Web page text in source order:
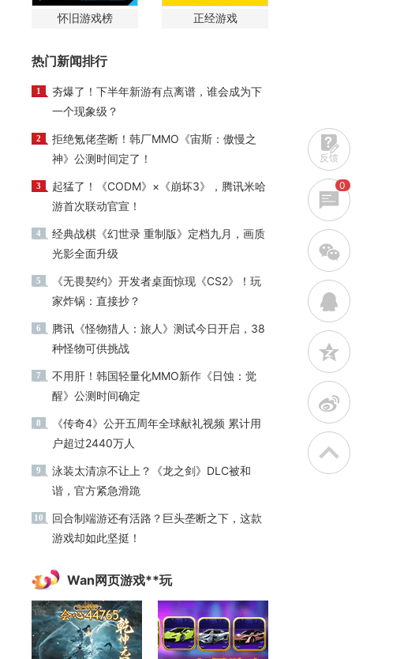
怀旧游戏榜 正经游戏
热门新闻排行
1
夯爆了！下半年新游有点离谱，谁会成为下
一个现象级？
2
拒绝氪佬垄断！韩厂MMO《宙斯：傲慢之
神》公测时间定了！
3
起猛了！《CODM》×《崩坏3》，腾讯米哈
游首次联动官宣！
4
经典战棋《幻世录 重制版》定档九月，画质
光影全面升级
5
《无畏契约》开发者桌面惊现《CS2》！玩
家炸锅：直接抄？
6
腾讯《怪物猎人：旅人》测试今日开启，38
种怪物可供挑战
7
不用肝！韩国轻量化MMO新作《日蚀：觉
醒》公测时间确定
8
《传奇4》公开五周年全球献礼视频 累计用
户超过2440万人
9
泳装太清凉不让上？《龙之剑》DLC被和
谐，官方紧急滑跪
10
回合制端游还有活路？巨头垄断之下，这款
游戏却如此坚挺！
Wan网页游戏**玩
反馈
0
w
q
z
t